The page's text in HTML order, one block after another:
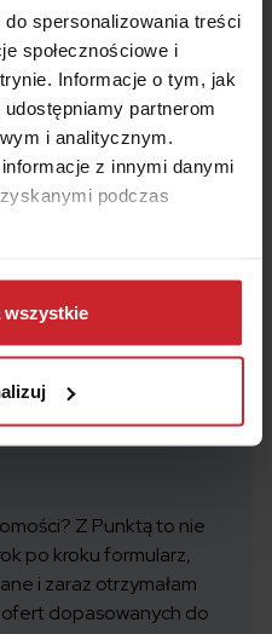
spersonalizowania treści
społecznościowe i
Informacje o tym, jak
partnerom
i analitycznym.
z innymi danymi
podczas
kim jesteśmy, jak
i w jaki sposób
w ramachPolityki
wszystkie
poleca
ubezpieczeń
zł!
Hestii przez Punktę?
opinię!
Z Punktą to nie
po kroku formularz,
i zaraz otrzymałam
dopasowanych do